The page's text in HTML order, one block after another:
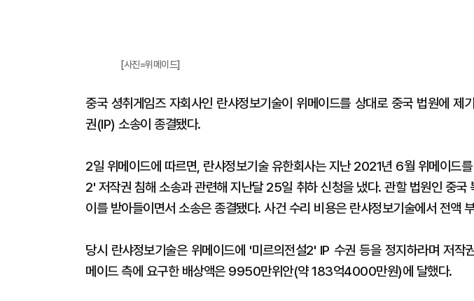
[사진=위메이드]
중국 셩취게임즈 자회사인 란샤정보기술이 위메이드를 상대로 중국 법원에 제
권(IP) 소송이 종결됐다.
2일 위메이드에 따르면, 란샤정보기술 유한회사는 지난 2021년 6월 위메이드
2' 저작권 침해 소송과 관련해 지난달 25일 취하 신청을 냈다. 관할 법원인 중국
이를 받아들이면서 소송은 종결됐다. 사건 수리 비용은 란샤정보기술에서 전액
당시 란샤정보기술은 위메이드에 '미르의전설2' IP 수권 등을 정지하라며 저작
메이드 측에 요구한 배상액은 9950만위안(약 183억4000만원)에 달했다.